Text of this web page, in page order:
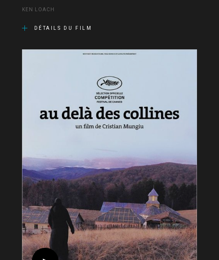
KEN LOACH
DÉTAILS DU FILM